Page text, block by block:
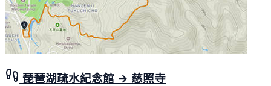
琵琶湖疏水紀念館 → 慈照寺